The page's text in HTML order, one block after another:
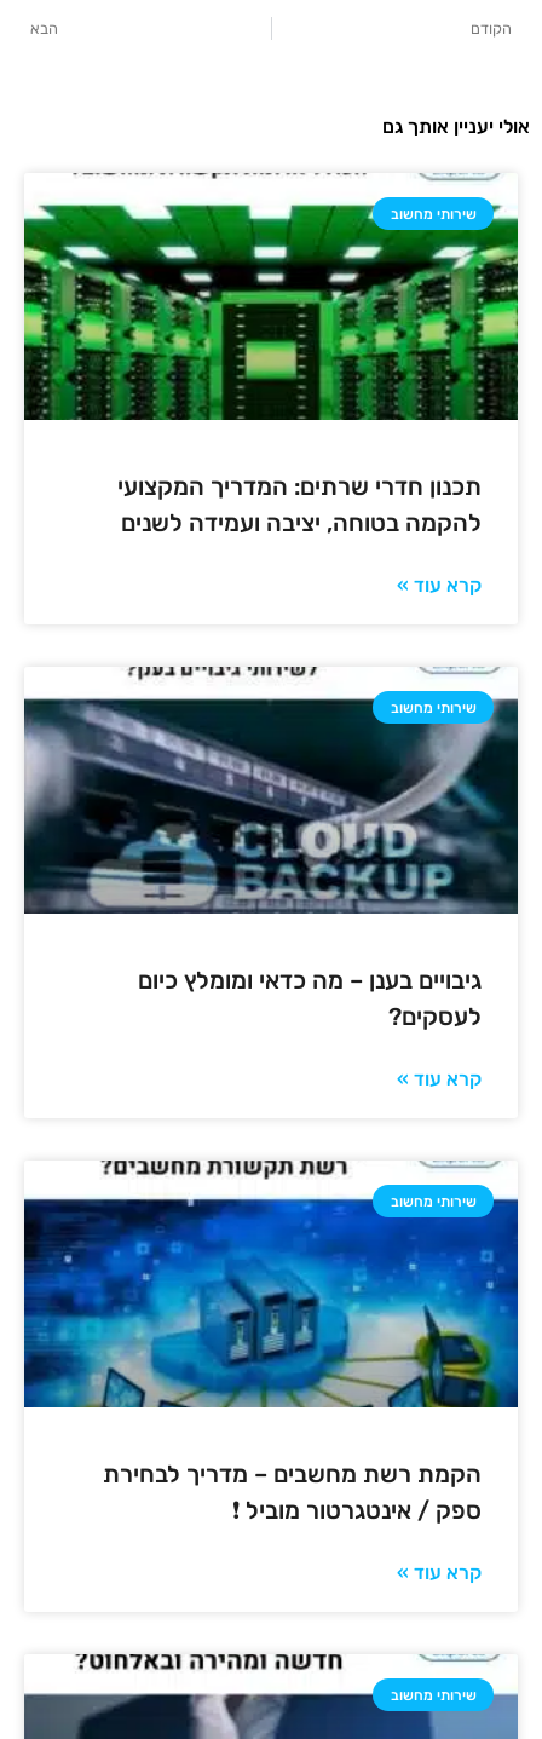
הקודם הבא
אולי יעניין אותך גם
שירותי מחשוב
תכנון חדרי שרתים: המדריך המקצועי
להקמה בטוחה, יציבה ועמידה לשנים
קרא עוד »
שירותי מחשוב
גיבויים בענן – מה כדאי ומומלץ כיום
לעסקים?
קרא עוד »
שירותי מחשוב
הקמת רשת מחשבים – מדריך לבחירת
ספק / אינטגרטור מוביל ❗
קרא עוד »
שירותי מחשוב